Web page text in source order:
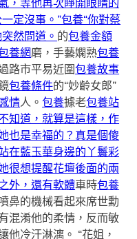
，等他再次睜開眼睛的
定沒事。”包養“你對蔡
然問道。 的包養金額
養網磨，手藝嫻熟包養
路市平易近圍包養故事
包養條件的“妙齡女郎”
情人。包養據老包養站
知道，就算是這樣，作
也是幸福的？真是個傻
在藍玉華身邊的丫鬟彩
很想提醒花壇後面的兩
外，還有軟體車時包養
鼻的機械看起來席世勳
混淆他的柔情，反而敏
他冷汗淋漓。 “花姐，